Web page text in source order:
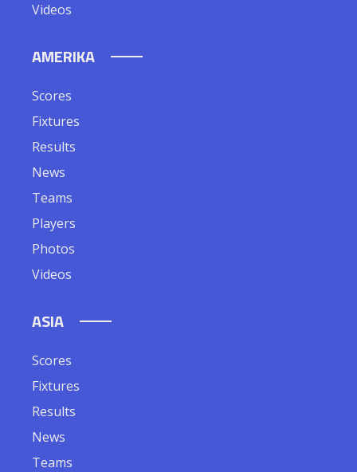
Videos
AMERIKA
Scores
Fixtures
Results
News
Teams
Players
Photos
Videos
ASIA
Scores
Fixtures
Results
News
Teams